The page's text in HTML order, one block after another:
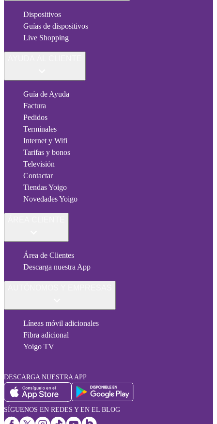
Dispositivos
Guías de dispositivos
Live Shopping
Guía de Ayuda
Factura
Pedidos
Terminales
Internet y Wifi
Tarifas y bonos
Televisión
Contactar
Tiendas Yoigo
Novedades Yoigo
Área de Clientes
Descarga nuestra App
Líneas móvil adicionales
Fibra adicional
Yoigo TV
DESCARGA NUESTRA APP
SÍGUENOS EN REDES Y EN EL BLOG